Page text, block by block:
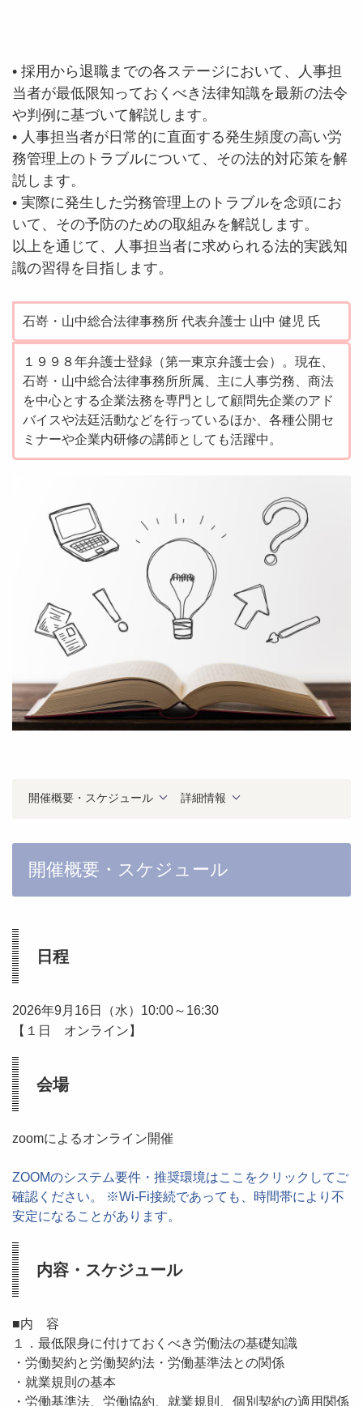
• 採用から退職までの各ステージにおいて、人事担
当者が最低限知っておくべき法律知識を最新の法令
や判例に基づいて解説します。
• 人事担当者が日常的に直面する発生頻度の高い労
務管理上のトラブルについて、その法的対応策を解
説します。
• 実際に発生した労務管理上のトラブルを念頭にお
いて、その予防のための取組みを解説します。
以上を通じて、人事担当者に求められる法的実践知
識の習得を目指します。
石嵜・山中総合法律事務所 代表弁護士 山中 健児 氏
１９９８年弁護士登録（第一東京弁護士会）。現在、
石嵜・山中総合法律事務所所属、主に人事労務、商法
を中心とする企業法務を専門として顧問先企業のアド
バイスや法廷活動などを行っているほか、各種公開セ
ミナーや企業内研修の講師としても活躍中。
開催概要・スケジュール 詳細情報
開催概要・スケジュール
日程
2026年9月16日（水）10:00～16:30
【１日 オンライン】
会場
zoomによるオンライン開催
ZOOMのシステム要件・推奨環境はここをクリックしてご
確認ください。 ※Wi-Fi接続であっても、時間帯により不
安定になることがあります。
内容・スケジュール
■内 容
１．最低限身に付けておくべき労働法の基礎知識
・労働契約と労働契約法・労働基準法との関係
・就業規則の基本
・労働基準法、労働協約、就業規則、個別契約の適用関係